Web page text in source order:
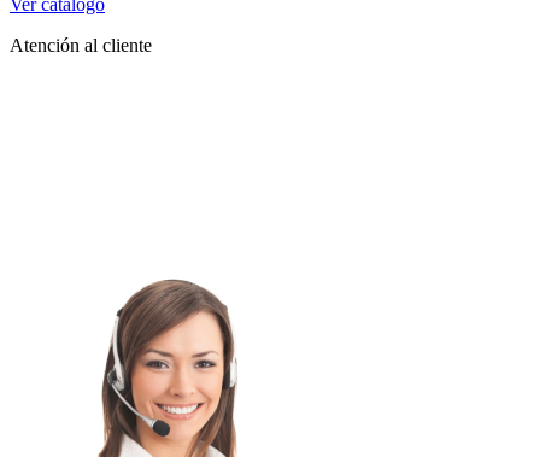
Ver catálogo
Atención al cliente